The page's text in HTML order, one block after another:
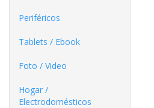
Periféricos
Tablets / Ebook
Foto / Video
Hogar /
Electrodomésticos